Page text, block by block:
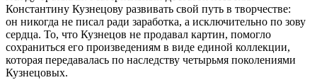
Константину Кузнецову развивать свой путь в творчестве:
он никогда не писал ради заработка, а исключительно по зову
сердца. То, что Кузнецов не продавал картин, помогло
сохраниться его произведениям в виде единой коллекции,
которая передавалась по наследству четырьмя поколениями
Кузнецовых.